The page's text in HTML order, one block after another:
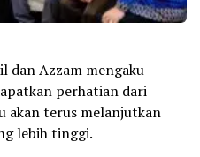
dan Azzam mengaku
perhatian dari
akan terus melanjutkan
lebih tinggi.